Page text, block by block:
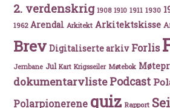
2. verdenskrig 1908 1910 1911 1930
1962 Arendal Arkitekt Arkitektskisse
Brev Digitaliserte arkiv Forlis
Jernbane Jul Kart Krigsseiler Møtebok
dokumentarvlistePodcast
Polarpionerene quiz Rapport